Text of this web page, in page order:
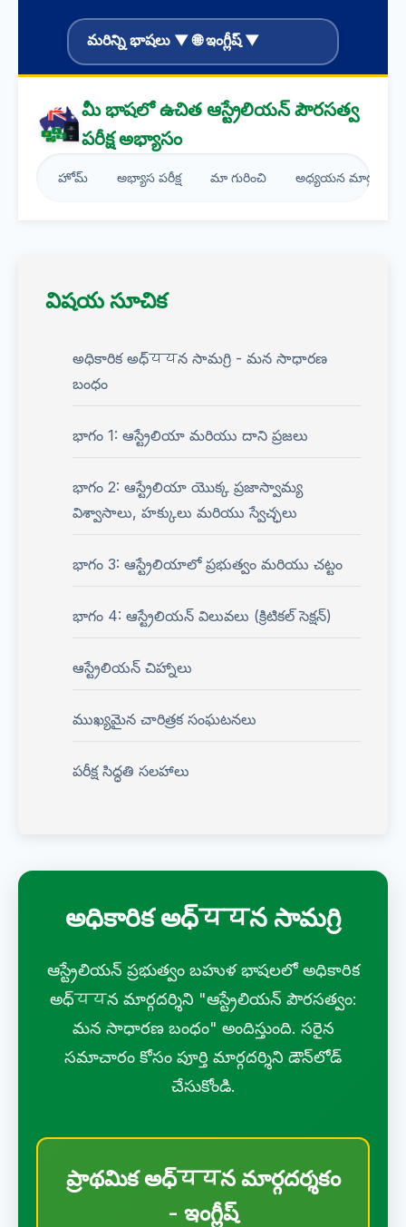
మరిన్ని భాషలు ▼ 🌐 ఇంగ్లీష్ ▼
మీ భాషలో ఉచిత ఆస్ట్రేలియన్ పౌరసత్వ
పరీక్ష అభ్యాసం
హోమ్ అభ్యాస పరీక్ష మా గురించి అధ్యయన మార్గదర్శకం
విషయ సూచిక
అధికారిక అధ్ययన సామగ్రి - మన సాధారణ
బంధం
భాగం 1: ఆస్ట్రేలియా మరియు దాని ప్రజలు
భాగం 2: ఆస్ట్రేలియా యొక్క ప్రజాస్వామ్య
విశ్వాసాలు, హక్కులు మరియు స్వేచ్ఛలు
భాగం 3: ఆస్ట్రేలియాలో ప్రభుత్వం మరియు చట్టం
భాగం 4: ఆస్ట్రేలియన్ విలువలు (క్రిటికల్ సెక్షన్)
ఆస్ట్రేలియన్ చిహ్నాలు
ముఖ్యమైన చారిత్రక సంఘటనలు
పరీక్ష సిద్ధతి సలహాలు
అధికారిక అధ్ययన సామగ్రి
ఆస్ట్రేలియన్ ప్రభుత్వం బహుళ భాషలలో అధికారిక
అధ్ययన మార్గదర్శిని "ఆస్ట్రేలియన్ పౌరసత్వం:
మన సాధారణ బంధం" అందిస్తుంది. సరైన
సమాచారం కోసం పూర్తి మార్గదర్శిని డౌన్‌లోడ్
చేసుకోండి.
ప్రాథమిక అధ్ययన మార్గదర్శకం
- ఇంగ్లీష్